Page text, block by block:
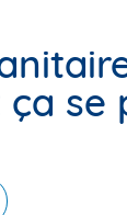
se